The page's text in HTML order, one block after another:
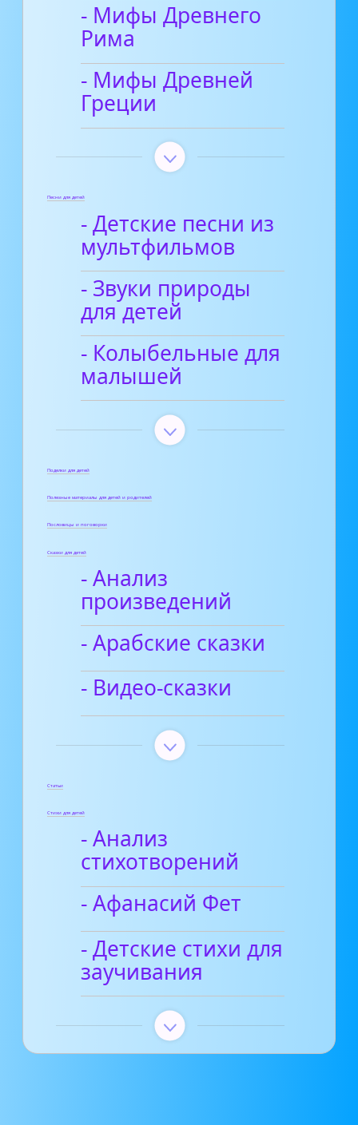
- Мифы Древнего
Рима
- Мифы Древней
Греции
Песни для детей
- Детские песни из
мультфильмов
- Звуки природы
для детей
- Колыбельные для
малышей
Поделки для детей
Полезные материалы для детей и родителей
Пословицы и поговорки
Сказки для детей
- Анализ
произведений
- Арабские сказки
- Видео-сказки
Статьи
Стихи для детей
- Анализ
стихотворений
- Афанасий Фет
- Детские стихи для
заучивания